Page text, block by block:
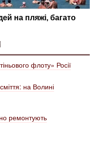
флоту» Росії
на Волині
ремонтують